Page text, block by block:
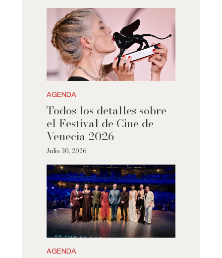
AGENDA
Todos los detalles sobre
el Festival de Cine de
Venecia 2026
Julio 30, 2026
AGENDA